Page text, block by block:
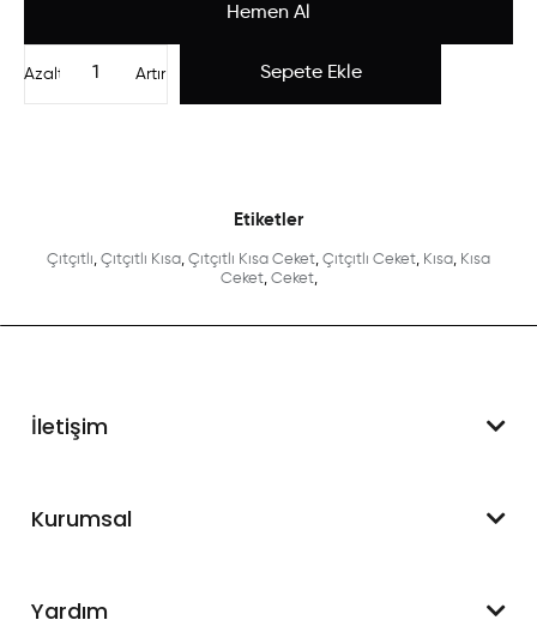
Artır
Azalt
Etiketler
Çıtçıtlı, Çıtçıtlı Kısa, Çıtçıtlı Kısa Ceket, Çıtçıtlı Ceket, Kısa, Kısa
Ceket, Ceket,
İletişim
WhatsApp Destek
Kurumsal
Hakkımızda
Yardım